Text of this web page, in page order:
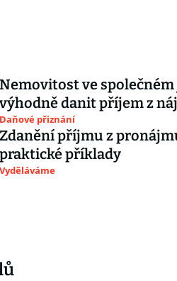
Nemovitost ve
výhodně danit příjem z
Daňové přiznání
Zdanění příjmu z
praktické příklady
Vyděláváme